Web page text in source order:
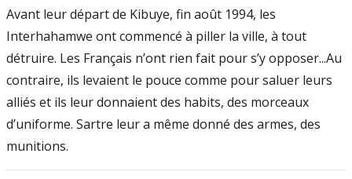
Avant leur départ de Kibuye, fin août 1994, les
Interhahamwe ont commencé à piller la ville, à tout
détruire. Les Français n’ont rien fait pour s’y opposer...Au
contraire, ils levaient le pouce comme pour saluer leurs
alliés et ils leur donnaient des habits, des morceaux
d’uniforme. Sartre leur a même donné des armes, des
munitions.